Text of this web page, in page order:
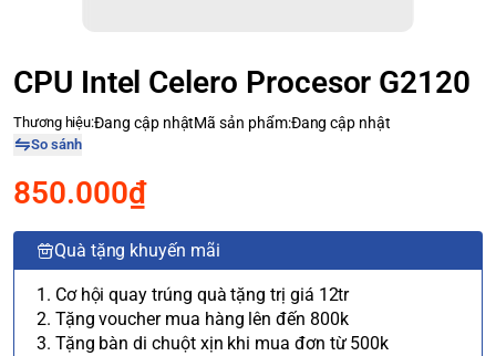
CPU Intel Celero Procesor G2120
Thương hiệu:Đang cập nhậtMã sản phẩm:Đang cập nhật
So sánh
850.000₫
Quà tặng khuyến mãi
1. Cơ hội quay trúng quà tặng trị giá 12tr
2. Tặng voucher mua hàng lên đến 800k
3. Tặng bàn di chuột xịn khi mua đơn từ 500k